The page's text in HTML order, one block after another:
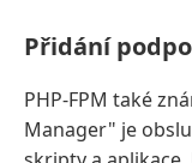
Přidání
PHP-FPM také
Manager" je